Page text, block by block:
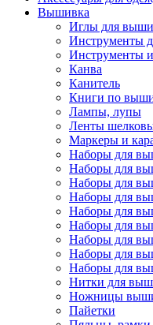
Вышивка
Иглы для
Инструменты
Инструменты
Канва
Канитель
Книги по
Лампы, лупы
Ленты
Маркеры и
Наборы для
Наборы для
Наборы для
Наборы для
Наборы для
Наборы для
Наборы для
Наборы для
Наборы для
Нитки для
Ножницы
Пайетки